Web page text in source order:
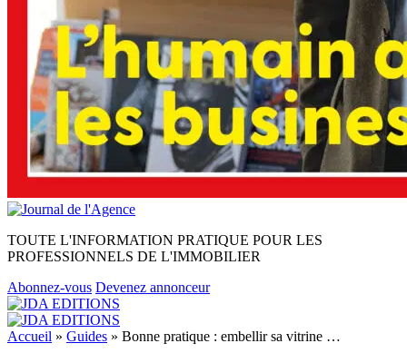
TOUTE L'INFORMATION PRATIQUE POUR LES
PROFESSIONNELS DE L'IMMOBILIER
Abonnez-vous Devenez annonceur
Accueil » Guides » Bonne pratique : embellir sa vitrine …